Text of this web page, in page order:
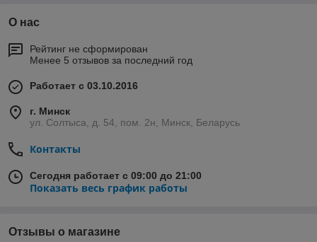
О нас
Рейтинг не сформирован
Менее 5 отзывов за последний год
Работает с 03.10.2016
г. Минск
ул. Солтыса, д. 54, пом. 2н, Минск, Беларусь
Контакты
Сегодня работает с 09:00 до 21:00
Показать весь график работы
Отзывы о магазине